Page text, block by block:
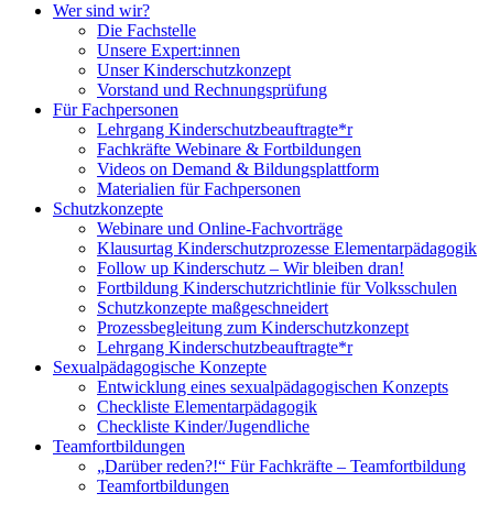
Wer sind wir?
Die Fachstelle
Unsere Expert:innen
Unser Kinderschutzkonzept
Vorstand und Rechnungsprüfung
Für Fachpersonen
Lehrgang Kinderschutzbeauftragte*r
Fachkräfte Webinare & Fortbildungen
Videos on Demand & Bildungsplattform
Materialien für Fachpersonen
Schutzkonzepte
Webinare und Online-Fachvorträge
Klausurtag Kinderschutzprozesse Elementarpädagogik
Follow up Kinderschutz – Wir bleiben dran!
Fortbildung Kinderschutzrichtlinie für Volksschulen
Schutzkonzepte maßgeschneidert
Prozessbegleitung zum Kinderschutzkonzept
Lehrgang Kinderschutzbeauftragte*r
Sexualpädagogische Konzepte
Entwicklung eines sexualpädagogischen Konzepts
Checkliste Elementarpädagogik
Checkliste Kinder/Jugendliche
Teamfortbildungen
„Darüber reden?!“ Für Fachkräfte – Teamfortbildung
Teamfortbildungen